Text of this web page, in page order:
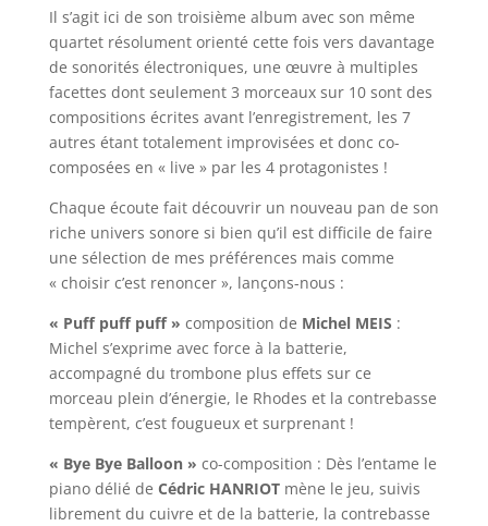
Il s’agit ici de son troisième album avec son même
quartet résolument orienté cette fois vers davantage
de sonorités électroniques, une œuvre à multiples
facettes dont seulement 3 morceaux sur 10 sont des
compositions écrites avant l’enregistrement, les 7
autres étant totalement improvisées et donc co-
composées en « live » par les 4 protagonistes !
Chaque écoute fait découvrir un nouveau pan de son
riche univers sonore si bien qu’il est difficile de faire
une sélection de mes préférences mais comme
« choisir c’est renoncer », lançons-nous :
« Puff puff puff » composition de Michel MEIS :
Michel s’exprime avec force à la batterie,
accompagné du trombone plus effets sur ce
morceau plein d’énergie, le Rhodes et la contrebasse
tempèrent, c’est fougueux et surprenant !
« Bye Bye Balloon » co-composition : Dès l’entame le
piano délié de Cédric HANRIOTmène le jeu, suivis
librement du cuivre et de la batterie, la contrebasse